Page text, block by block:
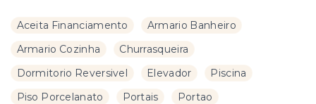
Aceita Financiamento
Armario Banheiro
Armario Cozinha
Churrasqueira
Dormitorio Reversivel
Elevador
Piscina
Piso Porcelanato
Portais
Portao